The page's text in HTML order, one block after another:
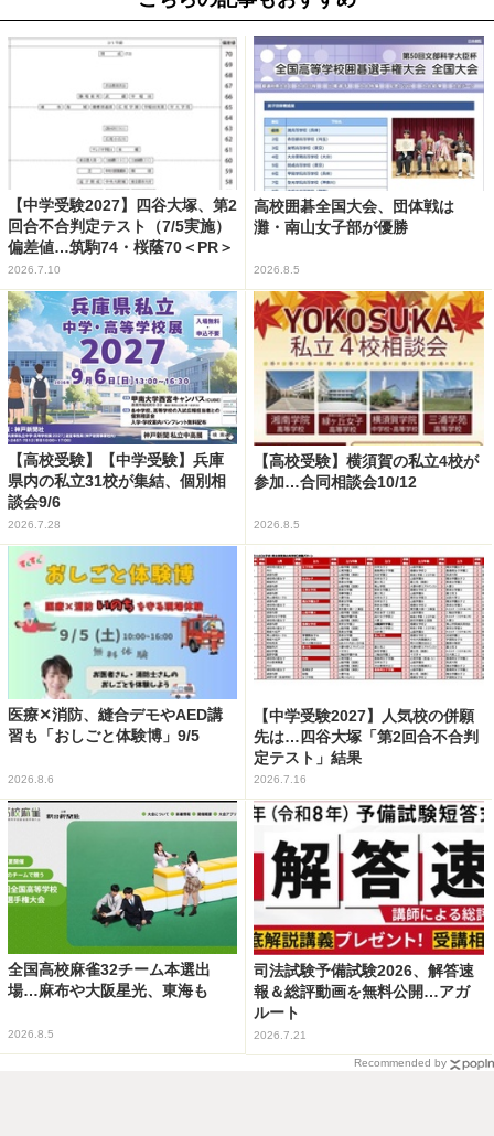
【中学受験2027】四谷大塚、第2
回合不合判定テスト（7/5実施）
偏差値…筑駒74・桜蔭70＜PR＞
2026.7.10
高校囲碁全国大会、団体戦は
灘・南山女子部が優勝
2026.8.5
【高校受験】【中学受験】兵庫
県内の私立31校が集結、個別相
談会9/6
2026.7.28
【高校受験】横須賀の私立4校が
参加…合同相談会10/12
2026.8.5
医療✕消防、縫合デモやAED講
習も「おしごと体験博」9/5
2026.8.6
【中学受験2027】人気校の併願
先は…四谷大塚「第2回合不合判
定テスト」結果
2026.7.16
全国高校麻雀32チーム本選出
場…麻布や大阪星光、東海も
2026.8.5
司法試験予備試験2026、解答速
報＆総評動画を無料公開…アガ
ルート
2026.7.21
Recommended by